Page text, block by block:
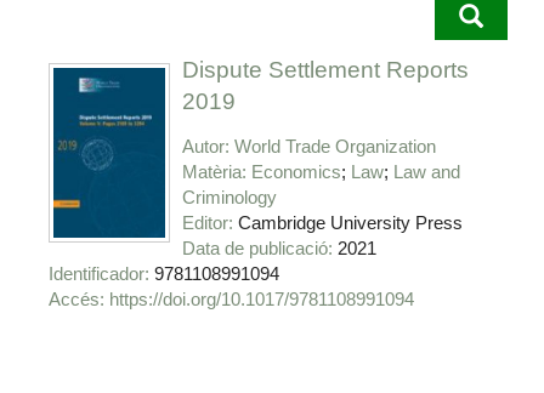
Dispute Settlement Reports
2019
Autor World Trade Organization
Matèria Economics Law Law and
Criminology
Editor Cambridge University Press
Data de publicació 2021
Identificador 9781108991094
https://doi.org/10.1017/9781108991094